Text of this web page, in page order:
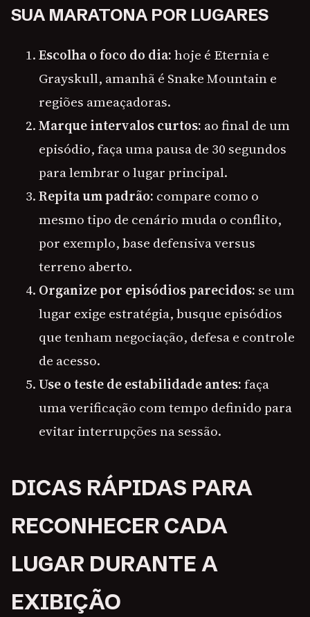
SUA MARATONA POR LUGARES
Escolha o foco do dia:hoje é Eternia e
Grayskull, amanhã é Snake Mountain e
regiões ameaçadoras.
Marque intervalos curtos: ao final de um
episódio, faça uma pausa de 30 segundos
para lembrar o lugar principal.
Repita um padrão: compare como o
mesmo tipo de cenário muda o conflito,
por exemplo, base defensiva versus
terreno aberto.
Organize por episódios parecidos: se um
lugar exige estratégia, busque episódios
que tenham negociação, defesa e controle
de acesso.
Use o teste de estabilidade antes:faça
uma verificação com tempo definido para
evitar interrupções na sessão.
DICAS RÁPIDAS PARA
RECONHECER CADA
LUGAR DURANTE A
EXIBIÇÃO